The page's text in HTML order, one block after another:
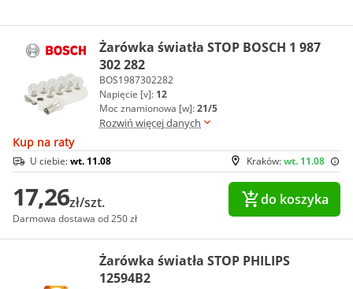
Żarówka światła STOP BOSCH 1 987
302 282
BOS1987302282
Napięcie [v]: 12
Moc znamionowa [w]:21/5
Rozwiń więcej danych
Kup na raty
Kraków:wt. 11.08
U ciebie:wt. 11.08
17,26zł/szt.
Darmowa dostawa od 250 zł
do koszyka
Żarówka światła STOP PHILIPS
12594B2